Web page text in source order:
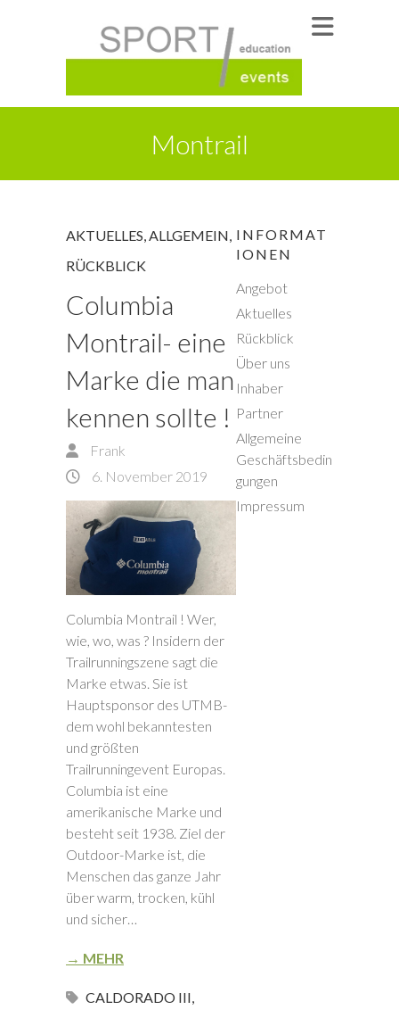
Montrail
AKTUELLES,ALLGEMEIN,
RÜCKBLICK
Columbia
Montrail- eine
Marke die man
kennen sollte !
Frank
6. November 2019
Columbia Montrail ! Wer,
wie, wo, was ? Insidern der
Trailrunningszene sagt die
Marke etwas. Sie ist
Hauptsponsor des UTMB-
dem wohl bekanntesten
und größten
Trailrunningevent Europas.
Columbia ist eine
amerikanische Marke und
besteht seit 1938. Ziel der
Outdoor-Marke ist, die
Menschen das ganze Jahr
über warm, trocken, kühl
und sicher…
→ MEHR
CALDORADO III,
INFORMAT
IONEN
Angebot
Aktuelles
Rückblick
Über uns
Inhaber
Partner
Allgemeine
Geschäftsbedin
gungen
Impressum